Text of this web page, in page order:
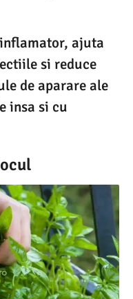
ajuta
si reduce
de aparare ale
insa si cu